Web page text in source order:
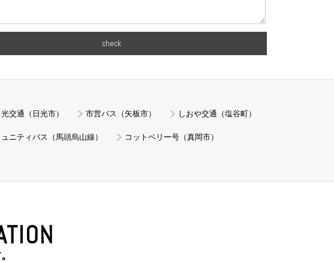
check
光交通（日光市） 市営バス（矢板市） しおや交通（塩谷町）
ュニティバス（馬頭烏山線） コットベリー号（真岡市）